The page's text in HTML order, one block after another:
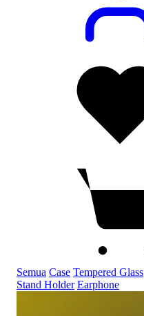
Semua Case Tempered Glass
Stand Holder Earphone